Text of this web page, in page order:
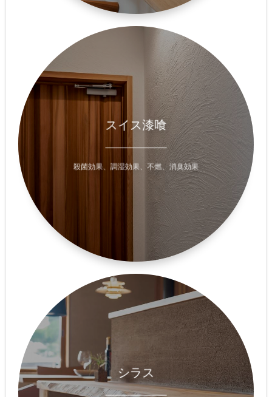
スイス漆喰
殺菌効果、調湿効果、不燃、消臭効果
天然100%漆喰のスイスアルプスの
高純度の石灰石だけを原材料にして、
伝統製法で作られる
カルシウム純度91%の高品質な漆喰です
一般的な漆喰に比べ、
調湿、消臭、空気浄化機能が非常に高く
メンテナンス性にも優れている
スイス漆喰。
シラス
化学物質の吸着や調湿効果など
シラスの持つ特殊な力を十分に引き出す
100％自然素材のシラス壁は、
エアコンや空気清浄機など